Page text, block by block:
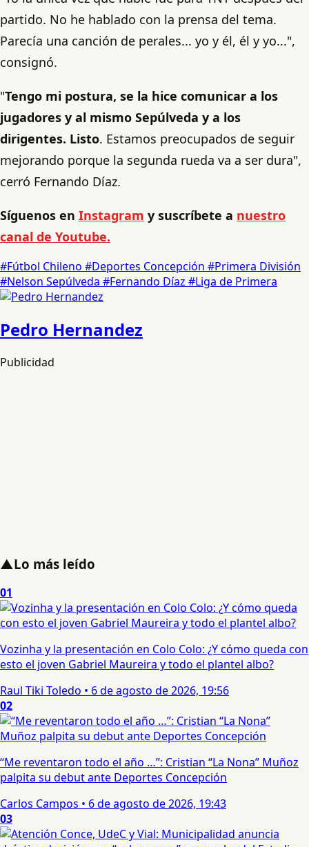
partido. No he hablado con la prensa del tema.
Parecía una canción de perales... yo y él, él y yo...",
consignó.
"Tengo mi postura, se la hice comunicar a los
jugadores y al mismo Sepúlveda y a los
dirigentes. Listo. Estamos preocupados de seguir
mejorando porque la segunda rueda va a ser dura",
cerró Fernando Díaz.
Síguenos en Instagram y suscríbete a nuestro
canal de Youtube.
#Fútbol Chileno #Deportes Concepción #Primera División
#Nelson Sepúlveda #Fernando Díaz #Liga de Primera
Pedro Hernandez
Publicidad
▲Lo más leído
01
Vozinha y la presentación en Colo Colo: ¿Y cómo queda con
esto el joven Gabriel Maureira y todo el plantel albo?
Raul Tiki Toledo • 6 de agosto de 2026, 19:56
02
“Me reventaron todo el año …”: Cristian “La Nona” Muñoz
palpita su debut ante Deportes Concepción
Carlos Campos • 6 de agosto de 2026, 19:43
03